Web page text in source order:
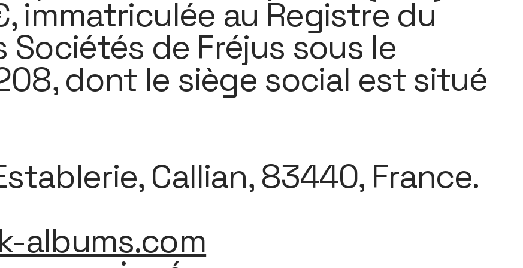
immatriculée au Registre du
de Fréjus sous le
dont le siège social est situé
Callian, 83440, France.
albums.com